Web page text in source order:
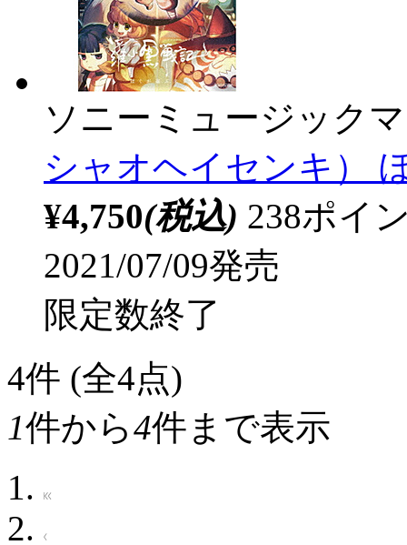
ソニーミュージック
シャオヘイセンキ）
¥4,750(税込) 238ポイ
2021/07/09発売
限定数終了
4件 (全4点)
1件から4件まで表示